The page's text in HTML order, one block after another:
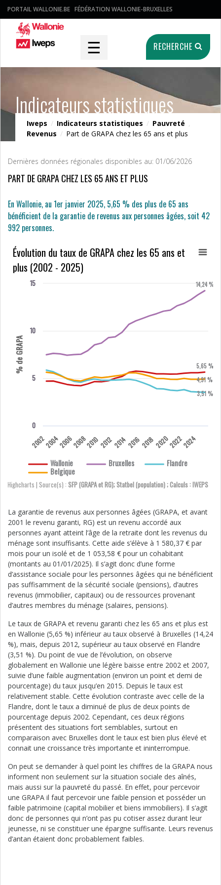
PORTAIL WALLONIE.BE FÉDÉRATION WALLONIE-BRUXELLES
☰ RECHERCHE
Indicateurs statistiques
Iweps / Indicateurs statistiques / Pauvreté ,
Revenus / Part de GRAPA chez les 65 ans et plus
Dernières données régionales disponibles au: 01/06/2026
PART DE GRAPA CHEZ LES 65 ANS ET PLUS
En Wallonie, au 1er janvier 2025, 5,65 % des plus de 65 ans
bénéficient de la garantie de revenus aux personnes âgées, soit 42
992 personnes.
% de GRAPA
Wallonie Bruxelles
Flandre
Belgique
0
10
5
15
Highcharts | Source(s) : SFP (GRAPA et RG); Statbel (population) ; Calculs : IWEPS
Évolution du taux de GRAPA chez les 65 ans et
plus (2002 - 2025)
200220042006200820102012201420162018202020222024
5,65 %
14,24 %
3,51 %
4,91 %
La garantie de revenus aux personnes âgées (GRAPA, et avant
2001 le revenu garanti, RG) est un revenu accordé aux
personnes ayant atteint l’âge de la retraite dont les revenus du
ménage sont insuffisants. Cette aide s’élève à 1 580,37 € par
mois pour un isolé et de 1 053,58 € pour un cohabitant
(montants au 01/01/2025). Il s’agit donc d’une forme
d’assistance sociale pour les personnes âgées qui ne bénéficient
pas suffisamment de la sécurité sociale (pensions), d’autres
revenus (immobilier, capitaux) ou de ressources provenant
d’autres membres du ménage (salaires, pensions).
Le taux de GRAPA et revenu garanti chez les 65 ans et plus est
en Wallonie (5,65 %) inférieur au taux observé à Bruxelles (14,24
%), mais, depuis 2012, supérieur au taux observé en Flandre
(3,51 %). Du point de vue de l’évolution, on observe
globalement en Wallonie une légère baisse entre 2002 et 2007,
suivie d’une faible augmentation (environ un point et demi de
pourcentage) du taux jusqu’en 2015. Depuis le taux est
relativement stable. Cette évolution contraste avec celle de la
Flandre, dont le taux a diminué de plus de deux points de
pourcentage depuis 2002. Cependant, ces deux régions
présentent des situations fort semblables, surtout en
comparaison avec Bruxelles dont le taux est bien plus élevé et
connait une croissance très importante et ininterrompue.
On peut se demander à quel point les chiffres de la GRAPA nous
informent non seulement sur la situation sociale des aînés,
mais aussi sur la pauvreté du passé. En effet, pour percevoir
une GRAPA il faut percevoir une faible pension et posséder un
faible patrimoine (capital mobilier et biens immobiliers). Il s’agit
donc de personnes qui n’ont pas pu cotiser assez durant leur
jeunesse, ni se constituer une épargne suffisante. Leurs revenus
d’antan étaient donc probablement faibles.